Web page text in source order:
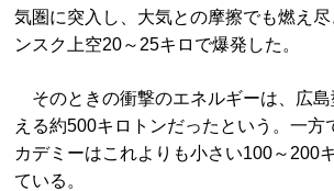
気圏に突入し、大気との摩擦でも燃え
ンスク上空20～25キロで爆発した。
そのときの衝撃のエネルギーは、広島
える約500キロトンだったという。一方
カデミーはこれよりも小さい100～200
ている。